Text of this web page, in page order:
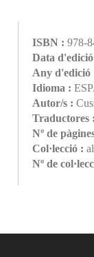
ISBN : 978-
Data
Any d'edició
Idioma :
Autor/s :
Traductores :
Nº de
Col·lecció :
Nº de